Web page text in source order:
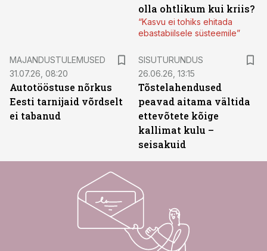
olla ohtlikum kui kriis?
“Kasvu ei tohiks ehitada
ebastabiilsele süsteemile”
MAJANDUSTULEMUSED
31.07.26, 08:20
Autotööstuse nõrkus
Eesti tarnijaid võrdselt
ei tabanud
SISUTURUNDUS
26.06.26, 13:15
Tõstelahendused
peavad aitama vältida
ettevõtete kõige
kallimat kulu –
seisakuid